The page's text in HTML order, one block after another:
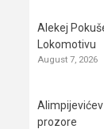
Alekej
Lokomotivu
August 7, 2026
prozore